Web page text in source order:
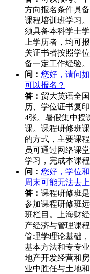
方向报名条件具
课程培训班学习
须具备本科学士
上学历者，均可
关证书者按照学
备一定工作经验。
问： 您好，请问
可以报名？
答： 贸大英语全
历、学位证书复
4张。暑假集中授
课。课程研修班
的方式，主要课
员可通过网络课
学习，完成本课程
问： 您好，学位
周末可能无法去
答： 课程研修班
参加课程研修班
班栏目。上海财
产经济与管理课
管理学理论基础
基本方法和专专
地产开发经营和
业中胜任与土地